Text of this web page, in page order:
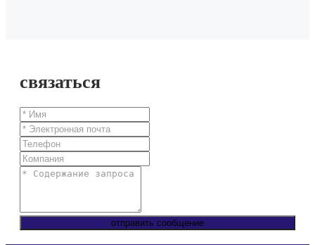
связаться
отправить сообщение